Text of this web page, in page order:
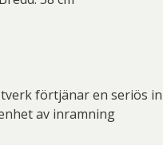
förtjänar en seriös
av inramning